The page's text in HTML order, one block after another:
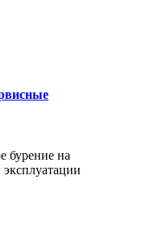
бурение на